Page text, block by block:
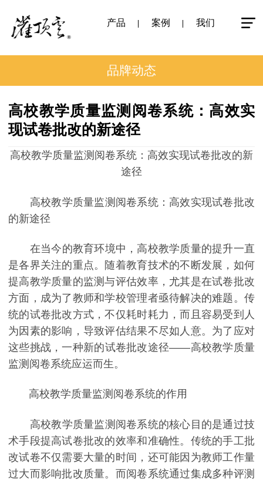
产品 案例 我们
品牌动态
高校教学质量监测阅卷系统：高效实
现试卷批改的新途径
高校教学质量监测阅卷系统：高效实现试卷批改的新
途径
高校教学质量监测阅卷系统：高效实现试卷批改
的新途径
在当今的教育环境中，高校教学质量的提升一直
是各界关注的重点。随着教育技术的不断发展，如何
提高教学质量的监测与评估效率，尤其是在试卷批改
方面，成为了教师和学校管理者亟待解决的难题。传
统的试卷批改方式，不仅耗时耗力，而且容易受到人
为因素的影响，导致评估结果不尽如人意。为了应对
这些挑战，一种新的试卷批改途径——高校教学质量
监测阅卷系统应运而生。
高校教学质量监测阅卷系统的作用
高校教学质量监测阅卷系统的核心目的是通过技
术手段提高试卷批改的效率和准确性。传统的手工批
改试卷不仅需要大量的时间，还可能因为教师工作量
过大而影响批改质量。而阅卷系统通过集成多种评测